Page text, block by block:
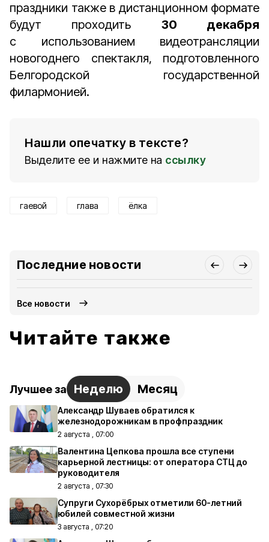
праздники также в дистанционном формате
будут проходить 30 декабря
с использованием видеотрансляции
новогоднего спектакля, подготовленного
Белгородской государственной
филармонией.
Нашли опечатку в тексте?
Выделите ее и нажмите на ссылку
гаевой глава ёлка
Последние новости
Все новости
Читайте также
Лучшее за Неделю Месяц
Александр Шуваев обратился к
железнодорожникам в профпраздник
2 августа , 07:00
Валентина Цепкова прошла все ступени
карьерной лестницы: от оператора СТЦ до
руководителя
2 августа , 07:30
Супруги Сухорёбрых отметили 60-летний
юбилей совместной жизни
3 августа , 07:20